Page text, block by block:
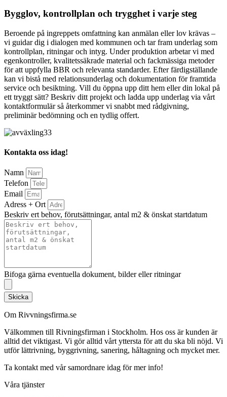
Bygglov, kontrollplan och trygghet i varje steg
Beroende på ingreppets omfattning kan anmälan eller lov krävas –
vi guidar dig i dialogen med kommunen och tar fram underlag som
kontrollplan, ritningar och intyg. Under produktion arbetar vi med
egenkontroller, kvalitetssäkrade material och fackmässiga metoder
för att uppfylla BBR och relevanta standarder. Efter färdigställande
kan vi bistå med relationsunderlag och dokumentation för framtida
service och besiktning. Vill du öppna upp ditt hem eller din lokal på
ett tryggt sätt? Beskriv ditt projekt och ladda upp underlag via vårt
kontaktformulär så återkommer vi snabbt med rådgivning,
preliminär bedömning och en tydlig offert.
Kontakta oss idag!
Namn
Telefon
Email
Adress + Ort
Beskriv ert behov, förutsättningar, antal m2 & önskat startdatum
Bifoga gärna eventuella dokument, bilder eller ritningar
Skicka
Om Rivvningsfirma.se
Välkommen till Rivningsfirman i Stockholm. Hos oss är kunden är
alltid det viktigast. Vi gör alltid vårt yttersta för att du ska bli nöjd. Vi
utför lättrivning, byggrivning, sanering, håltagning och mycket mer.
Ta kontakt med vår samordnare idag för mer info!
Våra tjänster